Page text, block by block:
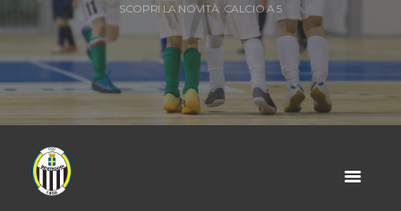
SCOPRI LA NOVITÀ: CALCIO A 5